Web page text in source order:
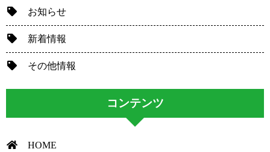
お知らせ
新着情報
その他情報
コンテンツ
HOME